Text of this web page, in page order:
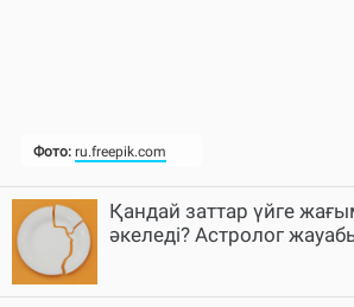
Қандай заттар үйге
әкеледі? Астролог